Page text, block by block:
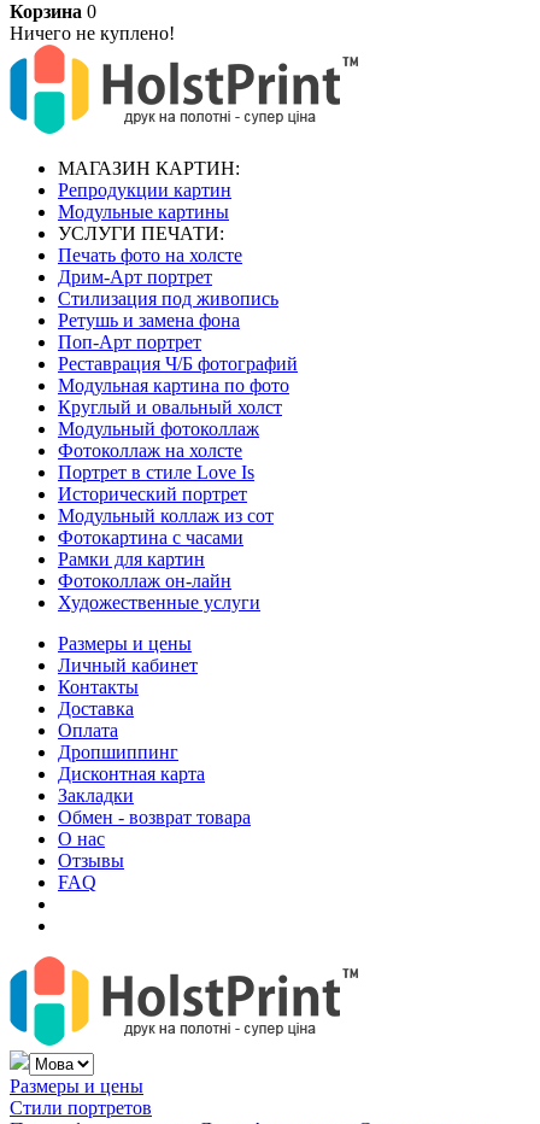
Корзина 0
Ничего не куплено!
МАГАЗИН КАРТИН:
Репродукции картин
Модульные картины
УСЛУГИ ПЕЧАТИ:
Печать фото на холсте
Дрим-Арт портрет
Стилизация под живопись
Ретушь и замена фона
Поп-Арт портрет
Реставрация Ч/Б фотографий
Модульная картина по фото
Круглый и овальный холст
Модульный фотоколлаж
Фотоколлаж на холсте
Портрет в стиле Love Is
Исторический портрет
Модульный коллаж из сот
Фотокартина с часами
Рамки для картин
Фотоколлаж он-лайн
Художественные услуги
Размеры и цены
Личный кабинет
Контакты
Доставка
Оплата
Дропшиппинг
Дисконтная карта
Закладки
Обмен - возврат товара
О нас
Отзывы
FAQ
Размеры и цены
Стили портретов